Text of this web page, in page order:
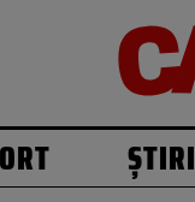
ȘTIRI